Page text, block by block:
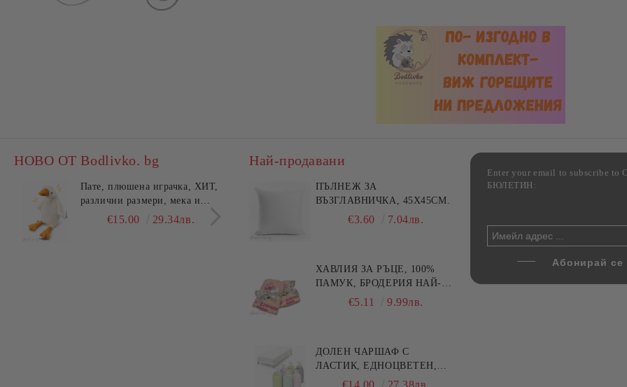
НОВО ОТ Bodlivko. bg
Пате, плюшена играчка, ХИТ,
различни размери, мека и
гушлива€15.00 29.34лв.
Калъфка за възглавница ,
едноцветна, 100% памук,
различни цветове по избор
€4.00 7.82лв.
Комплект за алкохолни
Най-продавани
ПЪЛНЕЖ ЗА
ВЪЗГЛАВНИЧКА, 45X45СМ.
€3.60 7.04лв.
ХАВЛИЯ ЗА РЪЦЕ, 100%
ПАМУК, БРОДЕРИЯ НАЙ-
ДОБАРАТА МАЙКА/БАБА ,
€5.11 9.99лв.
ДОЛЕН ЧАРШАФ С
ЛАСТИК, ЕДНОЦВЕТЕН,
100% ПАМУК, РАЗЛИЧНИ
€14.00 27.38лв.
Enter your email to subscribe
БЮЛЕТИН: